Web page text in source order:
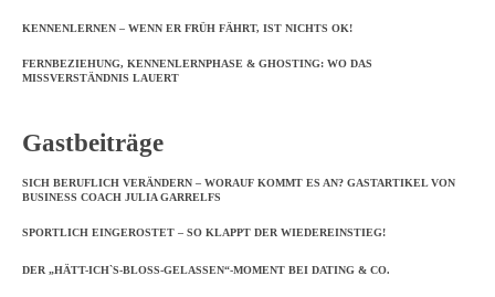
KENNENLERNEN – WENN ER FRÜH FÄHRT, IST NICHTS OK!
FERNBEZIEHUNG, KENNENLERNPHASE & GHOSTING: WO DAS
MISSVERSTÄNDNIS LAUERT
Gastbeiträge
SICH BERUFLICH VERÄNDERN – WORAUF KOMMT ES AN? GASTARTIKEL VON
BUSINESS COACH JULIA GARRELFS
SPORTLICH EINGEROSTET – SO KLAPPT DER WIEDEREINSTIEG!
DER „HÄTT-ICH`S-BLOSS-GELASSEN“-MOMENT BEI DATING & CO.